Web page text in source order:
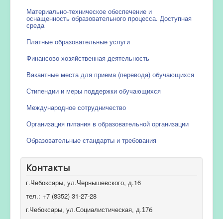
Материально-техническое обеспечение и
оснащенность образовательного процесса. Доступная
среда
Платные образовательные услуги
Финансово-хозяйственная деятельность
Вакантные места для приема (перевода) обучающихся
Стипендии и меры поддержки обучающихся
Международное сотрудничество
Организация питания в образовательной организации
Образовательные стандарты и требования
Контакты
г.Чебоксары, ул.Чернышевского, д.16
тел.: +7 (8352) 31-27-28
г.Чебоксары, ул.Социалистическая, д.17б